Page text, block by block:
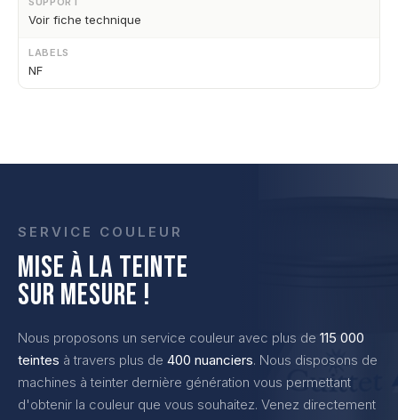
Voir fiche technique
LABELS
NF
SERVICE COULEUR
MISE À LA TEINTE
SUR MESURE !
Nous proposons un service couleur avec plus de 115 000
teintes à travers plus de 400 nuanciers. Nous disposons de
machines à teinter dernière génération vous permettant
d'obtenir la couleur que vous souhaitez. Venez directement